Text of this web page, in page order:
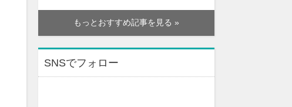
もっとおすすめ記事を見る »
SNSでフォロー